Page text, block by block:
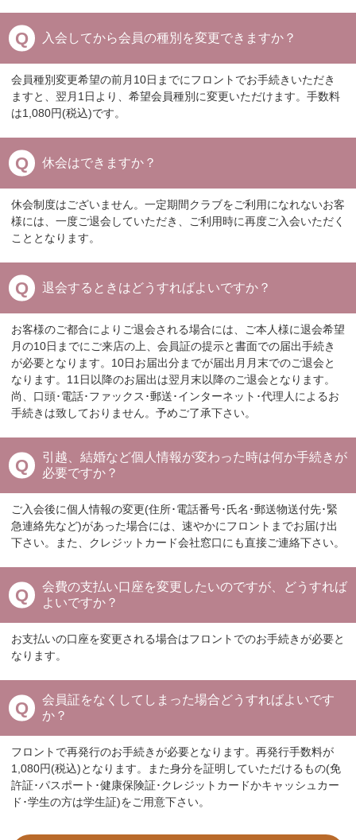
入会してから会員の種別を変更できますか？
会員種別変更希望の前月10日までにフロントでお手続きいただき
ますと、翌月1日より、希望会員種別に変更いただけます。手数料
は1,080円(税込)です。
休会はできますか？
休会制度はございません。一定期間クラブをご利用になれないお客
様には、一度ご退会していただき、ご利用時に再度ご入会いただく
こととなります。
退会するときはどうすればよいですか？
お客様のご都合によりご退会される場合には、ご本人様に退会希望
月の10日までにご来店の上、会員証の提示と書面での届出手続き
が必要となります。10日お届出分までが届出月月末でのご退会と
なります。11日以降のお届出は翌月末以降のご退会となります。
尚、口頭･電話･ファックス･郵送･インターネット･代理人によるお
手続きは致しておりません。予めご了承下さい。
引越、結婚など個人情報が変わった時は何か手続きが
必要ですか？
ご入会後に個人情報の変更(住所･電話番号･氏名･郵送物送付先･緊
急連絡先など)があった場合には、速やかにフロントまでお届け出
下さい。また、クレジットカード会社窓口にも直接ご連絡下さい。
会費の支払い口座を変更したいのですが、どうすれば
よいですか？
お支払いの口座を変更される場合はフロントでのお手続きが必要と
なります。
会員証をなくしてしまった場合どうすればよいです
か？
フロントで再発行のお手続きが必要となります。再発行手数料が
1,080円(税込)となります。また身分を証明していただけるもの(免
許証･パスポート･健康保険証･クレジットカードかキャッシュカー
ド･学生の方は学生証)をご用意下さい。